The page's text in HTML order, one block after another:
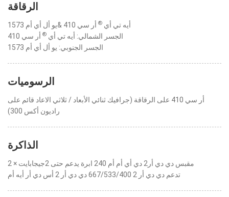
الرقاقة
أيه تي أي ® أر سي 410 &يو أل أي أم 1573
الجسر الشمالي: أيه تي أي ® أر سي 410
الجسر الجنوبي: يو أل أي أم 1573
الرسوميات
أر سي 410 على الرقاقة (جرافيك ثنائي الأبعاد / ثلاثي الاعاد قائم على
راديون أكس 300)
الذاكرة
2 × مقبس دي دي أر2 دي أي أم أم 240 ابرة يدعم حتى 2جيجابايت
تدعم دي دي أر 2 667/533/400 دي دي أر 2 أس دي أر أيه أم